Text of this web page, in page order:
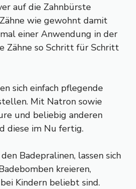
auf die Zahnbürste
wie gewohnt damit
einer Anwendung in der
Zähne so Schritt für Schritt
sich einfach pflegende
Mit Natron sowie
und beliebig anderen
diese im Nu fertig.
Badepralinen, lassen sich
kreieren,
Kindern beliebt sind.